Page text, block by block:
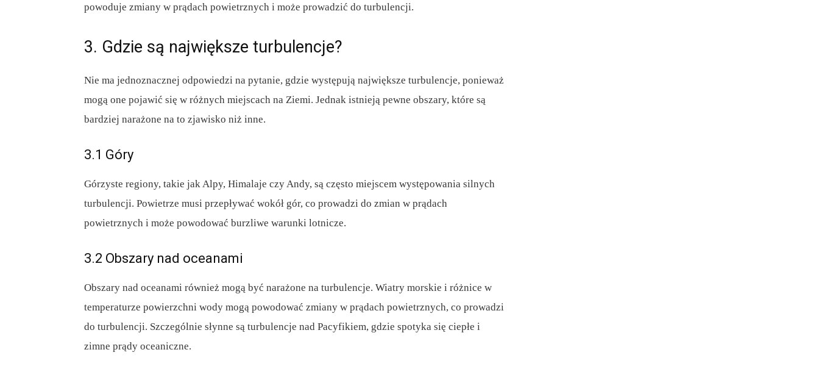
powoduje zmiany w prądach powietrznych i może prowadzić do turbulencji.
3. Gdzie są największe turbulencje?
Nie ma jednoznacznej odpowiedzi na pytanie, gdzie występują największe turbulencje, ponieważ
mogą one pojawić się w różnych miejscach na Ziemi. Jednak istnieją pewne obszary, które są
bardziej narażone na to zjawisko niż inne.
3.1 Góry
Górzyste regiony, takie jak Alpy, Himalaje czy Andy, są często miejscem występowania silnych
turbulencji. Powietrze musi przepływać wokół gór, co prowadzi do zmian w prądach
powietrznych i może powodować burzliwe warunki lotnicze.
3.2 Obszary nad oceanami
Obszary nad oceanami również mogą być narażone na turbulencje. Wiatry morskie i różnice w
temperaturze powierzchni wody mogą powodować zmiany w prądach powietrznych, co prowadzi
do turbulencji. Szczególnie słynne są turbulencje nad Pacyfikiem, gdzie spotyka się ciepłe i
zimne prądy oceaniczne.